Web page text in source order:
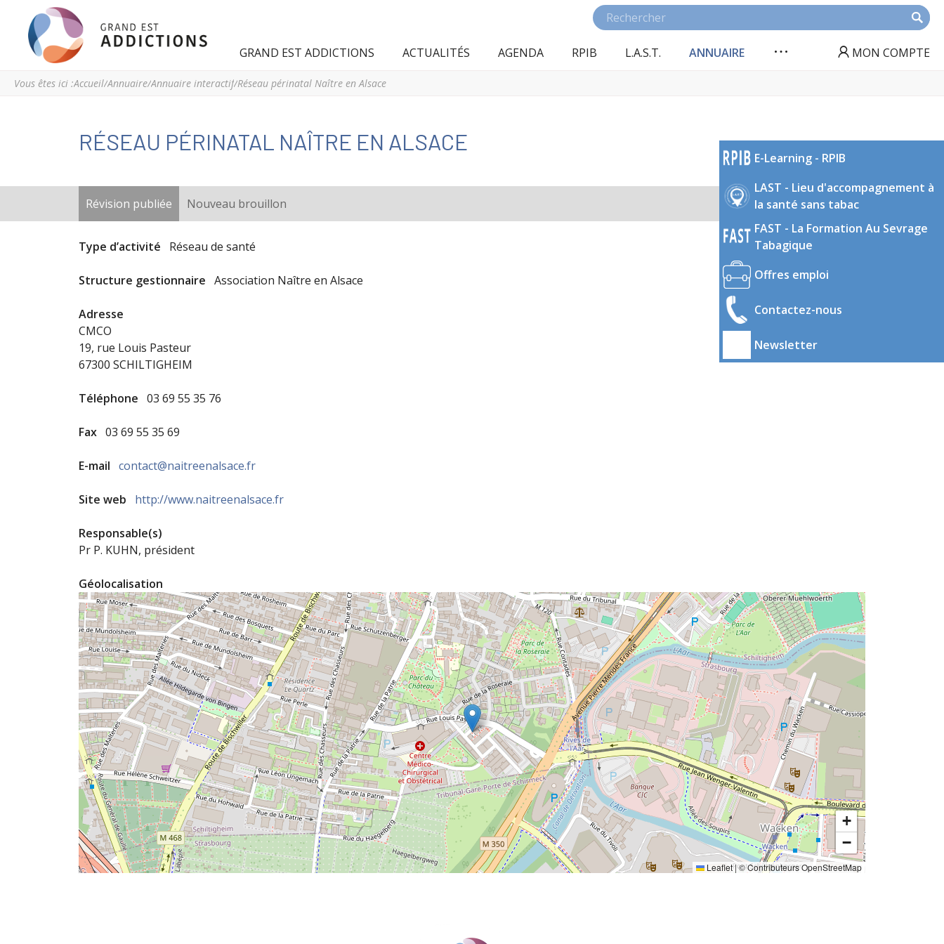
Addictions
régional
de
ressources
en
Est
GRAND EST ADDICTIONS ACTUALITÉS AGENDA RPIB L.A.S.T. ANNUAIRE MON COMPTE
E-Learning - RPIB
LAST - Lieu d'accompagnement à
la santé sans tabac
FAST - La Formation Au Sevrage
Tabagique
Offres emploi
Contactez-nous
Newsletter
Vous êtes ici :Accueil/Annuaire/Annuaire interactif/Réseau périnatal Naître en Alsace
RÉSEAU PÉRINATAL NAÎTRE EN ALSACE
Révision publiée (onglet actif)
Nouveau brouillon
Type d’activité Réseau de santé
Structure gestionnaire Association Naître en Alsace
Adresse
CMCO
19, rue Louis Pasteur
67300 SCHILTIGHEIM
Téléphone 03 69 55 35 76
Fax 03 69 55 35 69
E-mail contact@naitreenalsace.fr
Site web http://www.naitreenalsace.fr
Responsable(s)
Pr P. KUHN, président
Géolocalisation
+
−
Leaflet|©Contributeurs OpenStreetMap